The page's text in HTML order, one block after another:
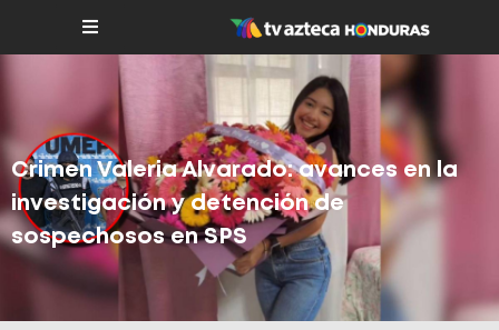
Crimen Valeria Alvarado: avances en la
investigación y detención de
sospechosos en SPS